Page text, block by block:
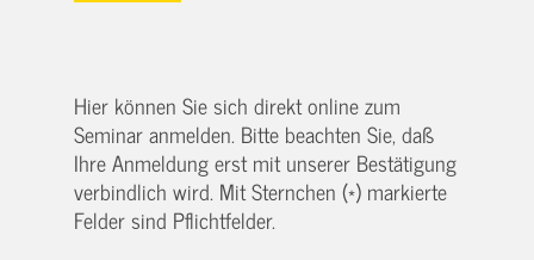
Hier können Sie sich direkt online zum
Seminar anmelden. Bitte beachten Sie, daß
Ihre Anmeldung erst mit unserer Bestätigung
verbindlich wird. Mit Sternchen (*) markierte
Felder sind Pflichtfelder.